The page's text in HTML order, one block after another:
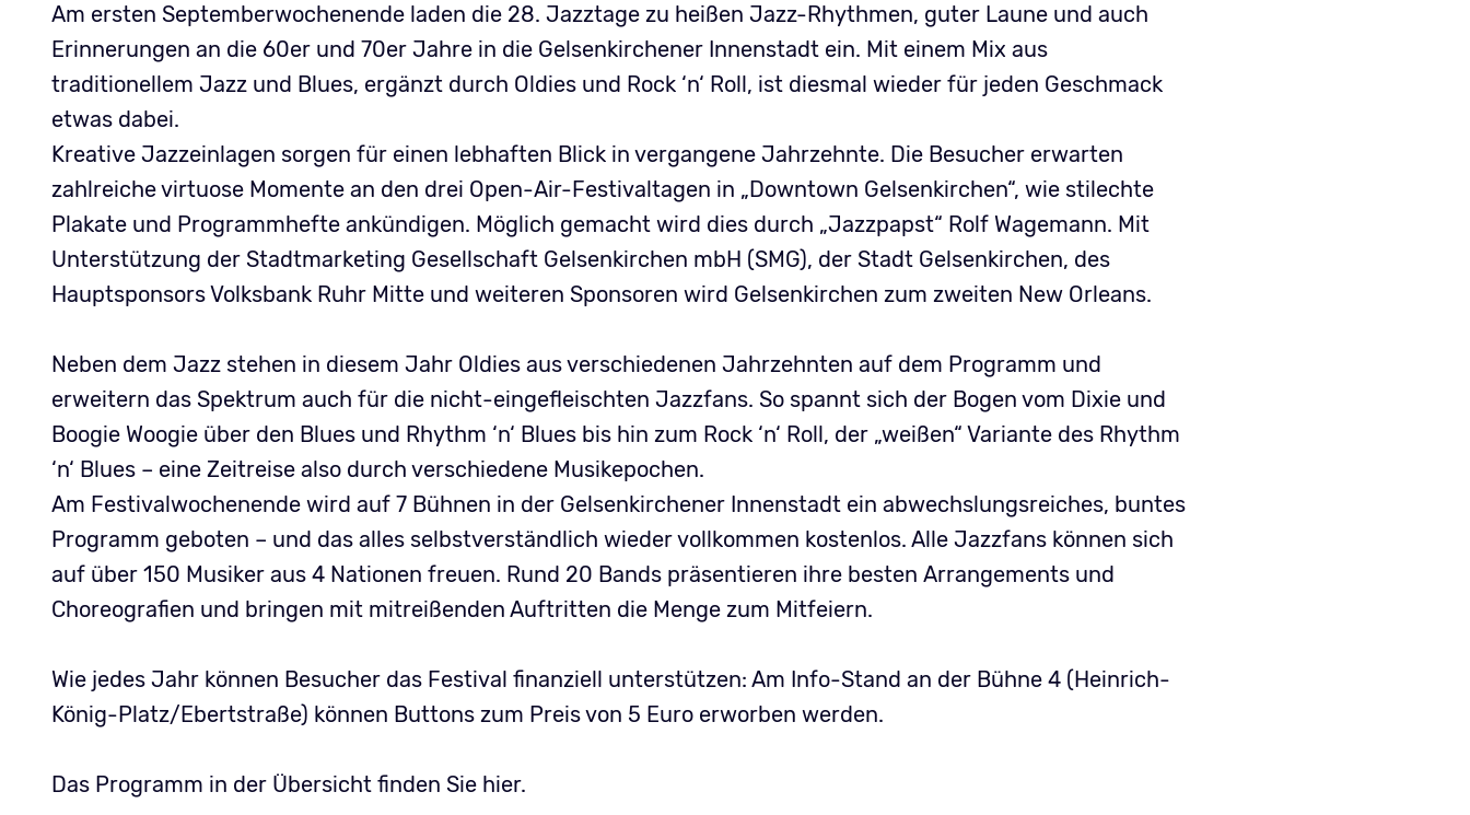
Am ersten Septemberwochenende laden die 28. Jazztage zu heißen Jazz-Rhythmen, guter Laune und auch
Erinnerungen an die 60er und 70er Jahre in die Gelsenkirchener Innenstadt ein. Mit einem Mix aus
traditionellem Jazz und Blues, ergänzt durch Oldies und Rock ‘n‘ Roll, ist diesmal wieder für jeden Geschmack
etwas dabei.
Kreative Jazzeinlagen sorgen für einen lebhaften Blick in vergangene Jahrzehnte. Die Besucher erwarten
zahlreiche virtuose Momente an den drei Open-Air-Festival­tagen in „Downtown Gelsenkirchen“, wie stilechte
Plakate und Programmhefte ankündigen. Möglich gemacht wird dies durch „Jazzpapst“ Rolf Wagemann. Mit
Unterstützung der Stadtmarketing Gesellschaft Gelsenkirchen mbH (SMG), der Stadt Gelsenkirchen, des
Hauptsponsors Volksbank Ruhr Mitte und weiteren Sponsoren wird Gelsenkirchen zum zweiten New Orleans.
Neben dem Jazz stehen in diesem Jahr Oldies aus verschiedenen Jahrzehnten auf dem Programm und
erweitern das Spektrum auch für die nicht-eingefleischten Jazzfans. So spannt sich der Bogen vom Dixie und
Boogie Woogie über den Blues und Rhythm ‘n‘ Blues bis hin zum Rock ‘n‘ Roll, der „weißen“ Variante des Rhythm
‘n‘ Blues – eine Zeitreise also durch verschiedene Musikepochen.
Am Festivalwochenende wird auf 7 Bühnen in der Gelsenkirchener Innenstadt ein abwechslungsreiches, buntes
Programm geboten – und das alles selbstverständlich wieder vollkommen kostenlos. Alle Jazzfans können sich
auf über 150 Musiker aus 4 Nationen freuen. Rund 20 Bands präsentieren ihre besten Arrangements und
Choreografien und bringen mit mitreißenden Auftritten die Menge zum Mitfeiern.
Wie jedes Jahr können Besucher das Festival finanziell unterstützen: Am Info-Stand an der Bühne 4 (Heinrich-
König-Platz/Ebertstraße) können Buttons zum Preis von 5 Euro erworben werden.
Das Programm in der Übersicht finden Sie hier.